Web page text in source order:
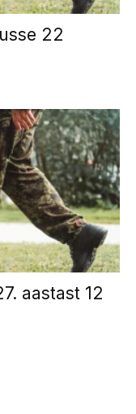
22
aastast 12